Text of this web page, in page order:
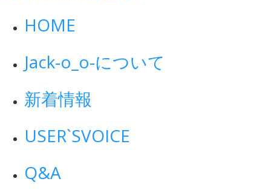
HOME
Jack-o_o-について
新着情報
USER`SVOICE
Q&A